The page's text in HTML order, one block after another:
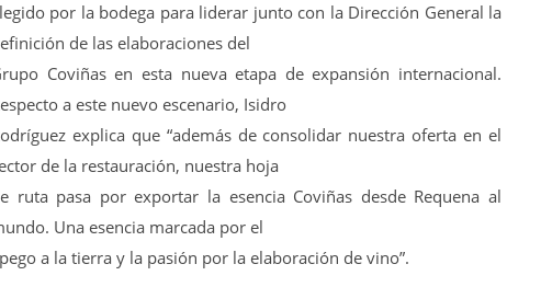
por la bodega para liderar junto con la Dirección General la
de las elaboraciones del
Coviñas en esta nueva etapa de expansión internacional.
a este nuevo escenario, Isidro
explica que “además de consolidar nuestra oferta en el
de la restauración, nuestra hoja
ruta pasa por exportar la esencia Coviñas desde Requena al
Una esencia marcada por el
a la tierra y la pasión por la elaboración de vino”.